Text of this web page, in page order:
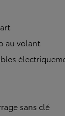
au volant
sans clé